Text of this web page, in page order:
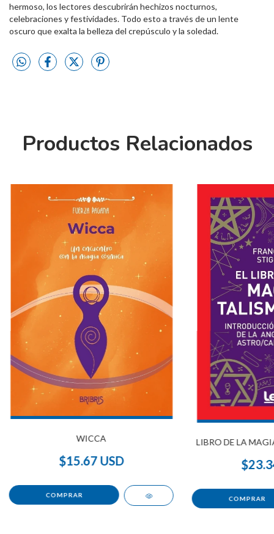
hermoso, los lectores descubrirán hechizos nocturnos,
celebraciones y festividades. Todo esto a través de un lente
oscuro que exalta la belleza del crepúsculo y la soledad.
Productos Relacionados
WICCA
$15.67 USD
LIBRO DE LA